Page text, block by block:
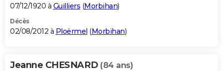
07/12/1920 à Guilliers (Morbihan)
Décès
02/08/2012 à Ploërmel (Morbihan)
Jeanne CHESNARD (84 ans)